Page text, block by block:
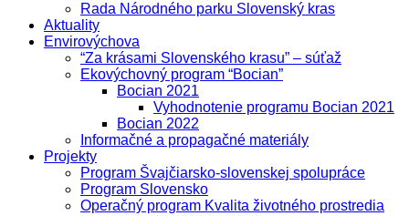
Rada Národného parku Slovenský kras
Aktuality
Envirovýchova
“Za krásami Slovenského krasu” – súťaž
Ekovýchovný program “Bocian”
Bocian 2021
Vyhodnotenie programu Bocian 2021
Bocian 2022
Informačné a propagačné materiály
Projekty
Program Švajčiarsko-slovenskej spolupráce
Program Slovensko
Operačný program Kvalita životného prostredia